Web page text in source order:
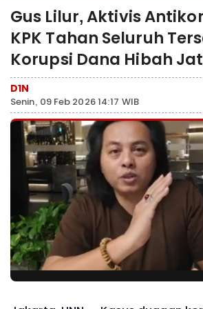
Gus Lilur, Aktivis
KPK Tahan Seluruh
Korupsi Dana Hibah
D1N
Senin, 09 Feb 2026 14:17 WIB